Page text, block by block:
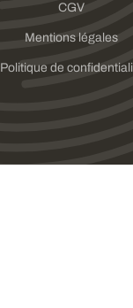
CGV
Mentions légales
Politique de